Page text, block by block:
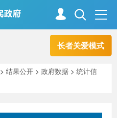
长者关爱模式
走进资阳
>结果公开 >政府数据 >统计信